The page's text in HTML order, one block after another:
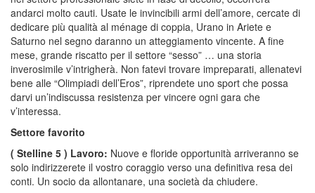
andarci molto cauti. Usate le invincibili armi dell’amore, cercate di
dedicare più qualità al ménage di coppia, Urano in Ariete e
Saturno nel segno daranno un atteggiamento vincente. A fine
mese, grande riscatto per il settore “sesso” … una storia
inverosimile v’intrigherà. Non fatevi trovare impreparati, allenatevi
bene alle “Olimpiadi dell’Eros”, riprendete uno sport che possa
darvi un’indiscussa resistenza per vincere ogni gara che
v’interessa.
Settore favorito
( Stelline 5 ) Lavoro: Nuove e floride opportunità arriveranno se
solo indirizzerete il vostro coraggio verso una definitiva resa dei
conti. Un socio da allontanare, una società da chiudere.